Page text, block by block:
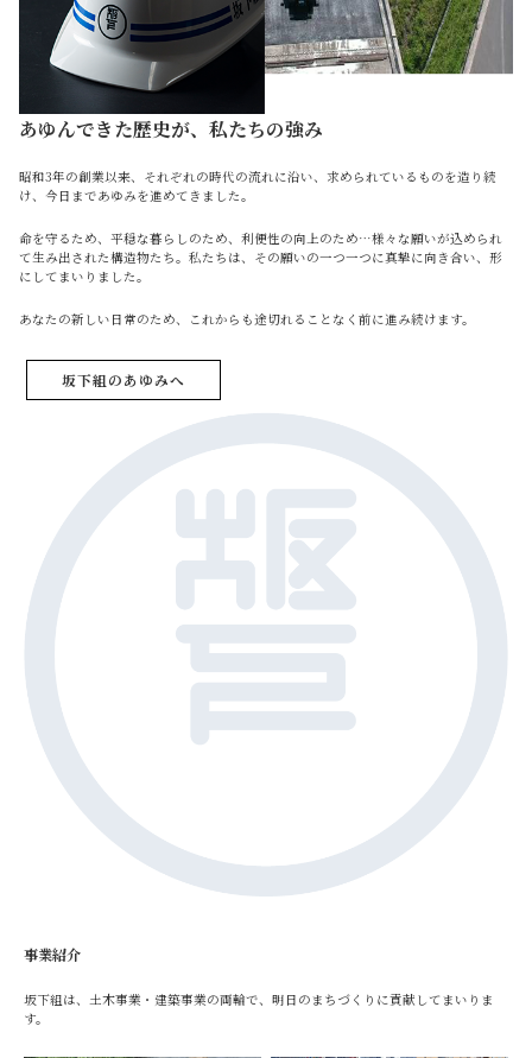
あゆんできた歴史が、私たちの強み
昭和3年の創業以来、それぞれの時代の流れに沿い、求められているものを造り続
け、今日まであゆみを進めてきました。
命を守るため、平穏な暮らしのため、利便性の向上のため…様々な願いが込められ
て生み出された構造物たち。私たちは、その願いの一つ一つに真摯に向き合い、形
にしてまいりました。
あなたの新しい日常のため、これからも途切れることなく前に進み続けます。
坂下組のあゆみへ
事業紹介
坂下組は、土木事業・建築事業の両輪で、明日のまちづくりに貢献してまいりま
す。